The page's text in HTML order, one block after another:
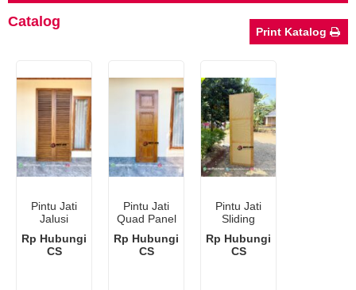
Catalog
Print Katalog
Pintu Jati
Jalusi
Rp Hubungi
CS
Pintu Jati
Quad Panel
Rp Hubungi
CS
Pintu Jati
Sliding
Rp Hubungi
CS